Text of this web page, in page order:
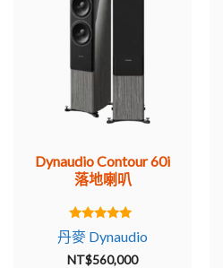
Dynaudio Contour 60i
落地喇叭
5.00
out of 5
丹麥 Dynaudio
NT$560,000